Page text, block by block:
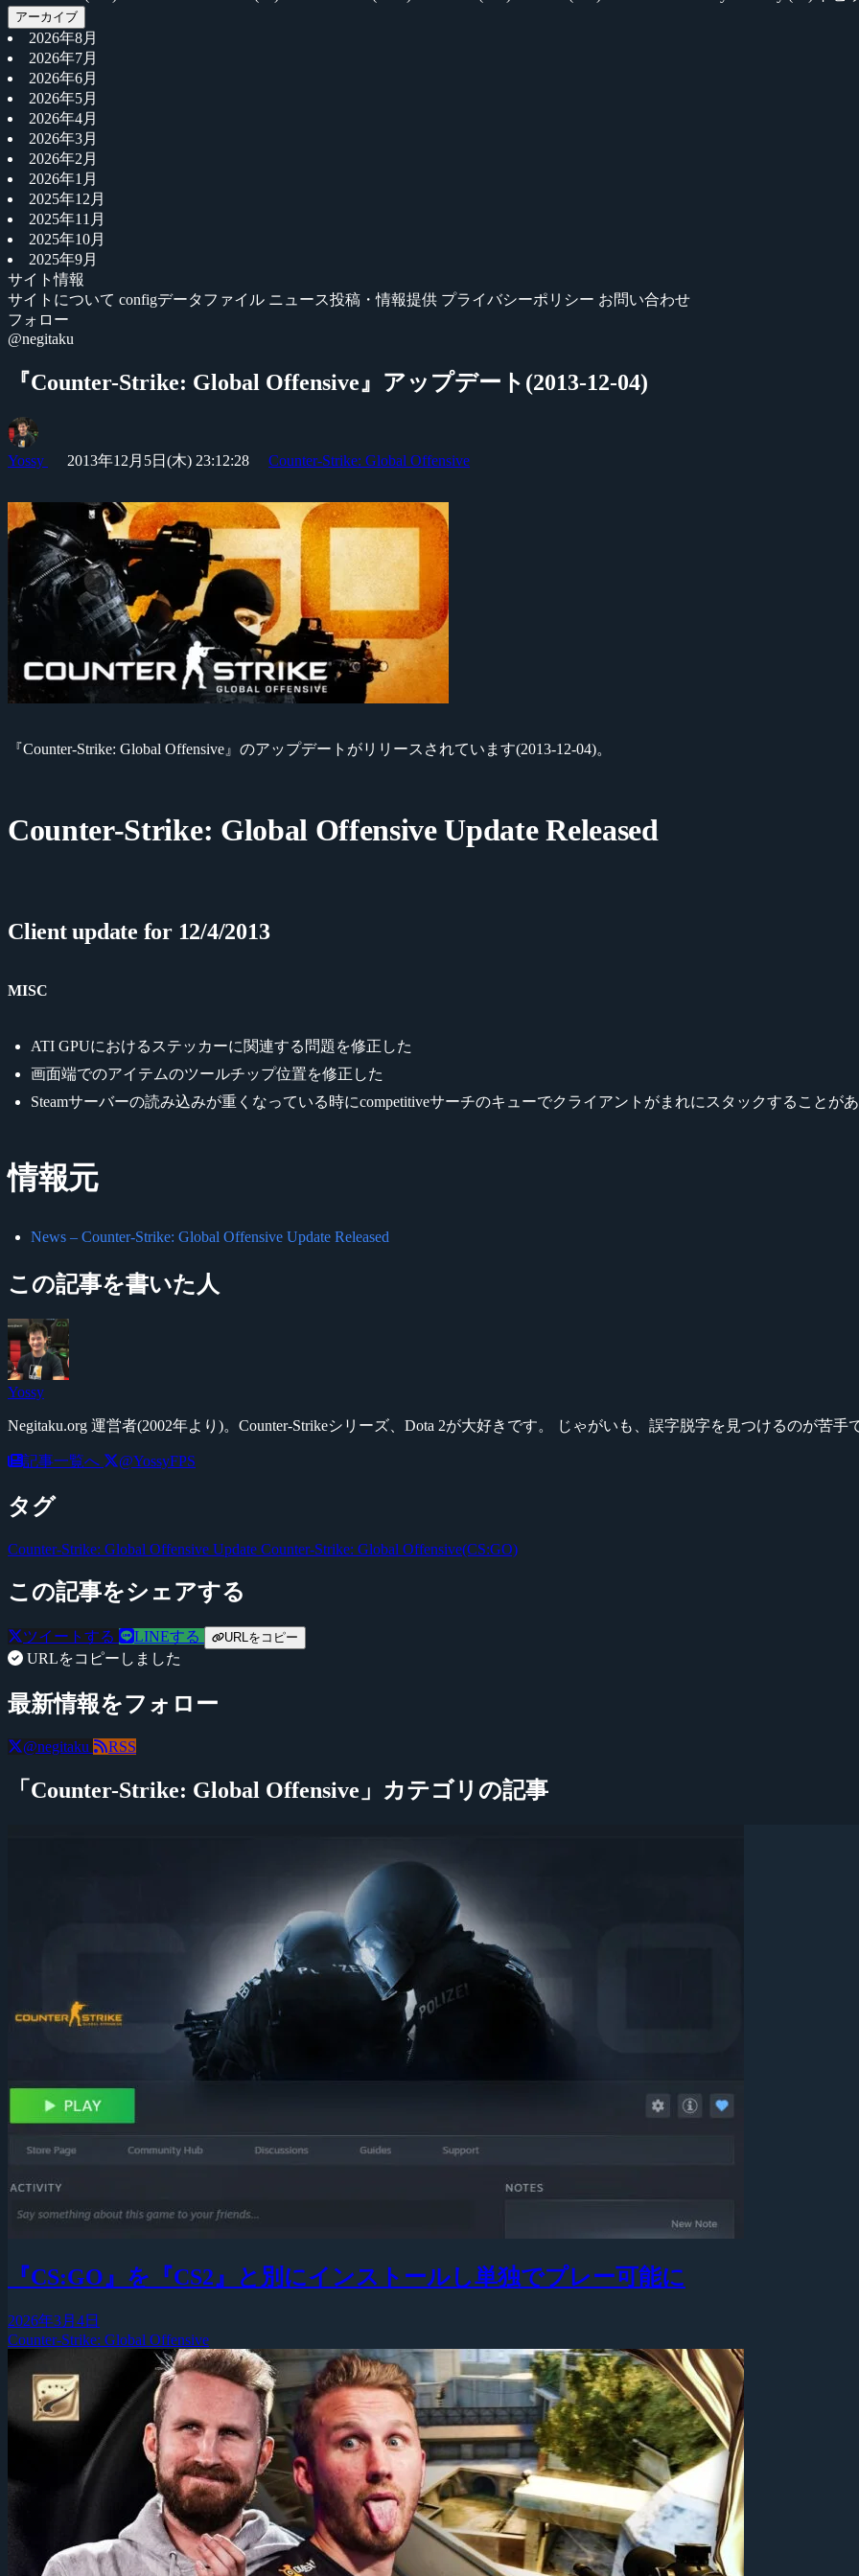
アーカイブ
2026年8月
2026年7月
2026年6月
2026年5月
2026年4月
2026年3月
2026年2月
2026年1月
2025年12月
2025年11月
2025年10月
2025年9月
サイト情報
サイトについて configデータファイル ニュース投稿・情報提供 プライバシーポリシー お問い合わせ
フォロー
@negitaku
『Counter-Strike: Global Offensive』アップデート(2013-12-04)
Yossy 2013年12月5日(木) 23:12:28 Counter-Strike: Global Offensive
『Counter-Strike: Global Offensive』のアップデートがリリースされています(2013-12-04)。
Counter-Strike: Global Offensive Update Released
Client update for 12/4/2013
MISC
ATI GPUにおけるステッカーに関連する問題を修正した
画面端でのアイテムのツールチップ位置を修正した
Steamサーバーの読み込みが重くなっている時にcompetitiveサーチのキューでクライアントがまれにスタックすることが
情報元
News – Counter-Strike: Global Offensive Update Released
この記事を書いた人
Yossy
Negitaku.org 運営者(2002年より)。Counter-Strikeシリーズ、Dota 2が大好きです。 じゃがいも、誤字脱字を見つけるのが苦
記事一覧へ @YossyFPS
タグ
Counter-Strike: Global Offensive Update Counter-Strike: Global Offensive(CS:GO)
この記事をシェアする
ツイートする LINEする URLをコピー
URLをコピーしました
最新情報をフォロー
@negitaku RSS
「Counter-Strike: Global Offensive」カテゴリの記事
『CS:GO』を『CS2』と別にインストールし単独でプレー可能に
2026年3月4日
Counter-Strike: Global Offensive